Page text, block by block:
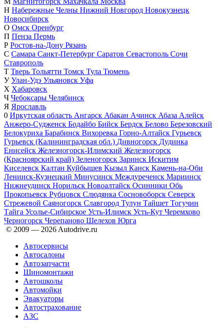
Н Набережные Челны Нижний Новгород Новокузнецк
Новосибирск
О Омск Оренбург
П Пенза Пермь
Р Ростов-на-Дону Рязань
С Самара Санкт-Петербург Саратов Севастополь Сочи
Ставрополь
Т Тверь Тольятти Томск Тула Тюмень
У Улан-Удэ Ульяновск Уфа
Х Хабаровск
Ч Чебоксары Челябинск
Я Ярославль
0 Иркутская область Ангарск Абакан Ачинск Абаза Алейск
Анжеро-Судженск Бодайбо Бийск Бердск Белово Березовский
Белокуриха Барабинск Вихоревка Горно-Алтайск Гурьевск
Гурьевск (Калининградская обл.) Дивногорск Дудинка
Енисейск Железногорск-Илимский Железногорск
(Красноярский край) Зеленогорск Заринск Искитим
Киселевск Калтан Куйбышев Кызыл Канск Камень-на-Оби
Ленинск-Кузнецкий Минусинск Междуреченск Мариинск
Нижнеудинск Норильск Новоалтайск Осинники Обь
Прокопьевск Рубцовск Слюдянка Сосновоборск Северск
Стрежевой Саяногорск Славгород Тулун Тайшет Тогучин
Тайга Усолье-Сибирское Усть-Илимск Усть-Кут Черемхово
Черногорск Черепаново Шелехов Юрга
© 2009 — 2026 Autodrive.ru
Автосервисы
Автосалоны
Автозапчасти
Шиномонтажи
Автошколы
Автомойки
Эвакуаторы
Автострахование
АЗС